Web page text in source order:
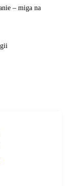
– miga na